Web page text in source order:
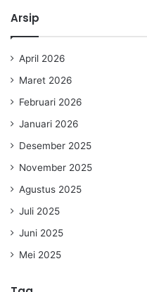
Arsip
April 2026
Maret 2026
Februari 2026
Januari 2026
Desember 2025
November 2025
Agustus 2025
Juli 2025
Juni 2025
Mei 2025